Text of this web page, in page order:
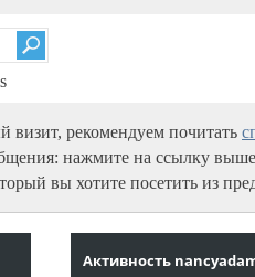
визит, рекомендуем почитать
нажмите на ссылку
вы хотите посетить из
Активность